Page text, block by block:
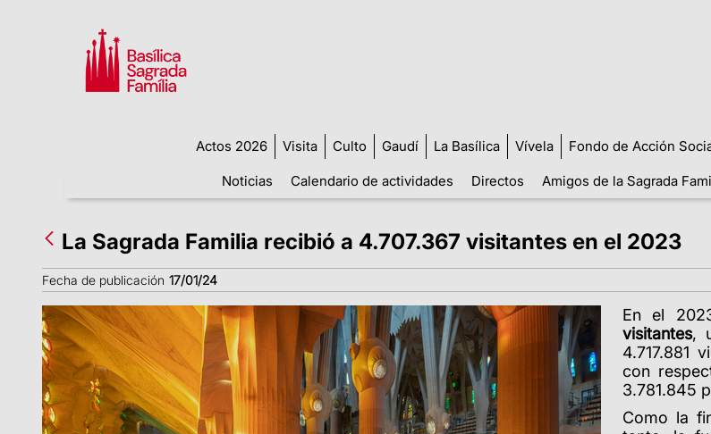
Actos 2026 Visita Culto Gaudí La Basílica Vívela Fondo de Acción
Noticias
Calendario de actividades Directos Amigos de la Sagrada
La Sagrada Familia recibió a 4.707.367 visitantes en el 2023
Fecha de publicación 17/01/24
En el
visitantes,
4.717.881
con
3.781.845
Como la